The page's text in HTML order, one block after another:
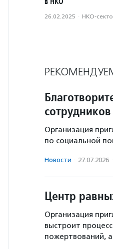
26.02.2025 · НКО-
Организация
по социальной
Новости · 27.07.2026 ·
Центр
Организация
выстроит
пожертвований,